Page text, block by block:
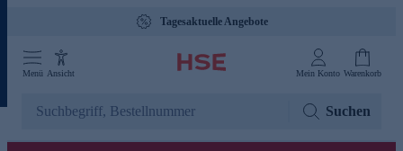
Tagesaktuelle Angebote
Menü Ansicht Mein Konto Warenkorb
Suchen